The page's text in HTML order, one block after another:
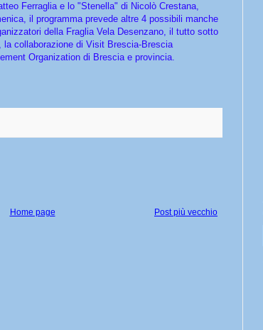
Ferraglia e lo "Stenella" di Nicolò Crestana,
il programma prevede altre 4 possibili manche
della Fraglia Vela Desenzano, il tutto sotto
la collaborazione di Visit Brescia-Brescia
Organization di Brescia e provincia.
Post più vecchio
Home page